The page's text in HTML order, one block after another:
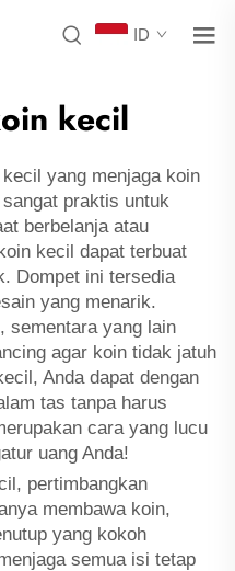
ID
kecil
yang menjaga koin
praktis untuk
berbelanja atau
kecil dapat terbuat
Dompet ini tersedia
yang menarik.
sementara yang lain
agar koin tidak jatuh
Anda dapat dengan
tas tanpa harus
cara yang lucu
uang Anda!
pertimbangkan
membawa koin,
yang kokoh
semua isi tetap